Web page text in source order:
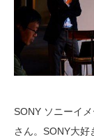
SONY ソニーイ
さん。SONY大好